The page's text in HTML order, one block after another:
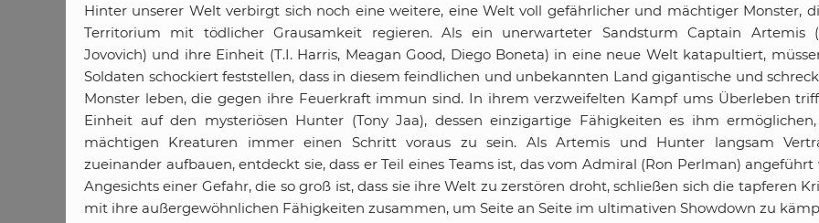
Hinter unserer Welt verbirgt sich noch eine weitere, eine Welt voll gefährlicher und mächtiger Monster,
Territorium mit tödlicher Grausamkeit regieren. Als ein unerwarteter Sandsturm Captain Artemis
Jovovich) und ihre Einheit (T.I. Harris, Meagan Good, Diego Boneta) in eine neue Welt katapultiert,
Soldaten schockiert feststellen, dass in diesem feindlichen und unbekannten Land gigantische und
Monster leben, die gegen ihre Feuerkraft immun sind. In ihrem verzweifelten Kampf ums Überleben
Einheit auf den mysteriösen Hunter (Tony Jaa), dessen einzigartige Fähigkeiten es ihm
mächtigen Kreaturen immer einen Schritt voraus zu sein. Als Artemis und Hunter langsam
zueinander aufbauen, entdeckt sie, dass er Teil eines Teams ist, das vom Admiral (Ron Perlman) angeführt
Angesichts einer Gefahr, die so groß ist, dass sie ihre Welt zu zerstören droht, schließen sich die tapferen
mit ihre außergewöhnlichen Fähigkeiten zusammen, um Seite an Seite im ultimativen Showdown zu